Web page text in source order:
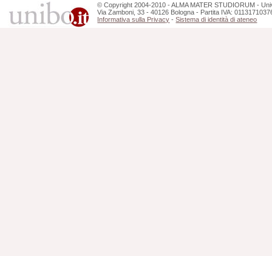
©Copyright 2004-2010 - ALMA MATER STUDIORUM -
Via Zamboni, 33 - 40126 Bologna - Partita IVA:
Informativa sulla Privacy -Sistema di identità di ateneo